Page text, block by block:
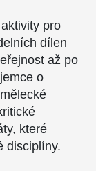
pro
dílen
až po
o
které
disciplíny.